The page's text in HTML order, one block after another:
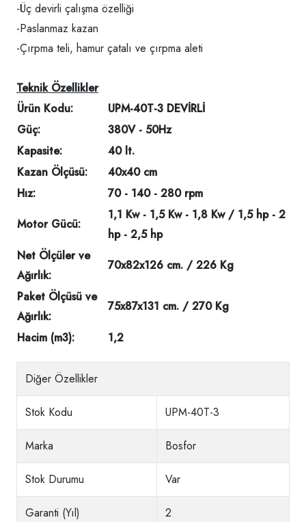
-Üç devirli çalışma özelliği
-Paslanmaz kazan
-Çırpma teli, hamur çatalı ve çırpma aleti
Teknik Özellikler
Ürün Kodu:
UPM-40T-3 DEVİRLİ
Güç:
380V - 50Hz
Kapasite:
40 lt.
Kazan Ölçüsü:
40x40 cm
Hız:
70 - 140 - 280 rpm
Motor Gücü:
1,1 Kw - 1,5 Kw - 1,8 Kw / 1,5 hp - 2
hp - 2,5 hp
Net Ölçüler ve
Ağırlık:
70x82x126 cm. / 226 Kg
Paket Ölçüsü ve
Ağırlık:
75x87x131 cm. / 270 Kg
Hacim (m3):
1,2
Diğer Özellikler
Stok Kodu UPM-40T-3
Marka Bosfor
Stok Durumu Var
Garanti (Yıl) 2